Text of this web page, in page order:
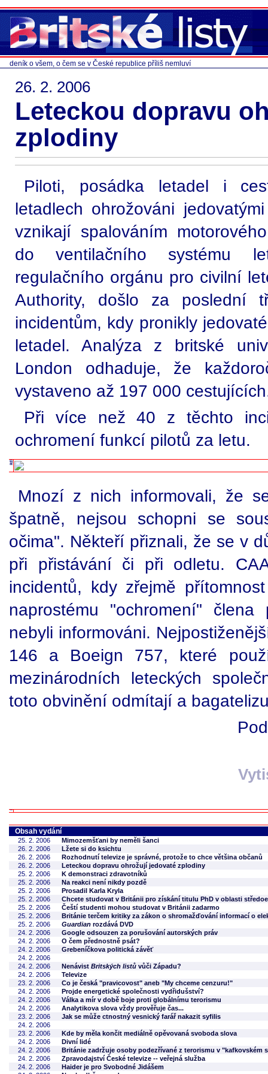
deník o všem, o čem se v České republice příliš nemluví
26. 2. 2006
Leteckou dopravu
zplodiny
Piloti, posádka letadel i
letadlech ohrožováni
vznikají spalováním
do ventilačního systému
regulačního orgánu pro civilní
Authority, došlo za
incidentům, kdy pronikly
letadel. Analýza z britské
London odhaduje, že
vystaveno až 197 000
Při více než 40 z těchto
ochromení funkcí pilotů za letu.
Mnozí z nich informovali, že
špatně, nejsou schopni se
očima". Někteří přiznali, že se v
při přistávání či při odletu.
incidentů, kdy zřejmě
naprostému "ochromení"
nebyli informováni.
146 a Boeign 757, které
mezinárodních leteckých
toto obvinění odmítají a
Obsah vydání
25. 2. 2006
Mimozemšťani by neměli šanci
26. 2. 2006
Lžete si do ksichtu
26. 2. 2006
Rozhodnutí televize je správné, protože to chce většina občanů
26. 2. 2006
Leteckou dopravu ohrožují jedovaté zplodiny
25. 2. 2006
K demonstraci zdravotníků
25. 2. 2006
Na reakci není nikdy pozdě
25. 2. 2006
Prosadil Karla Kryla
25. 2. 2006
Chcete studovat v Británii pro získání titulu PhD v oblasti
25. 2. 2006
Čeští studenti mohou studovat v Británii zadarmo
25. 2. 2006
Británie terčem kritiky za zákon o shromažďování informací o
25. 2. 2006
Guardian rozdává DVD
24. 2. 2006
Google odsouzen za porušování autorských práv
24. 2. 2006
O čem přednostně psát?
24. 2. 2006
Grebeníčkova politická závěť
24. 2. 2006
24. 2. 2006
Nenávist Britských listů vůči Západu?
24. 2. 2006
Televize
23. 2. 2006
Co je česká "pravicovost" aneb "My chceme cenzuru!"
24. 2. 2006
Projde energetické společnosti vydřidušství?
24. 2. 2006
Válka a mír v době boje proti globálnímu terorismu
24. 2. 2006
Analytikova slova vždy prověřuje čas...
23. 2. 2006
Jak se může ctnostný vesnický farář nakazit syfilis
24. 2. 2006
23. 2. 2006
Kde by měla končit mediálně opěvovaná svoboda slova
24. 2. 2006
Divní lidé
24. 2. 2006
Británie zadržuje osoby podezřívané z terorismu v "kafkovském
24. 2. 2006
Zpravodajství České televize -- veřejná služba
24. 2. 2006
Haider je pro Svobodné Jidášem